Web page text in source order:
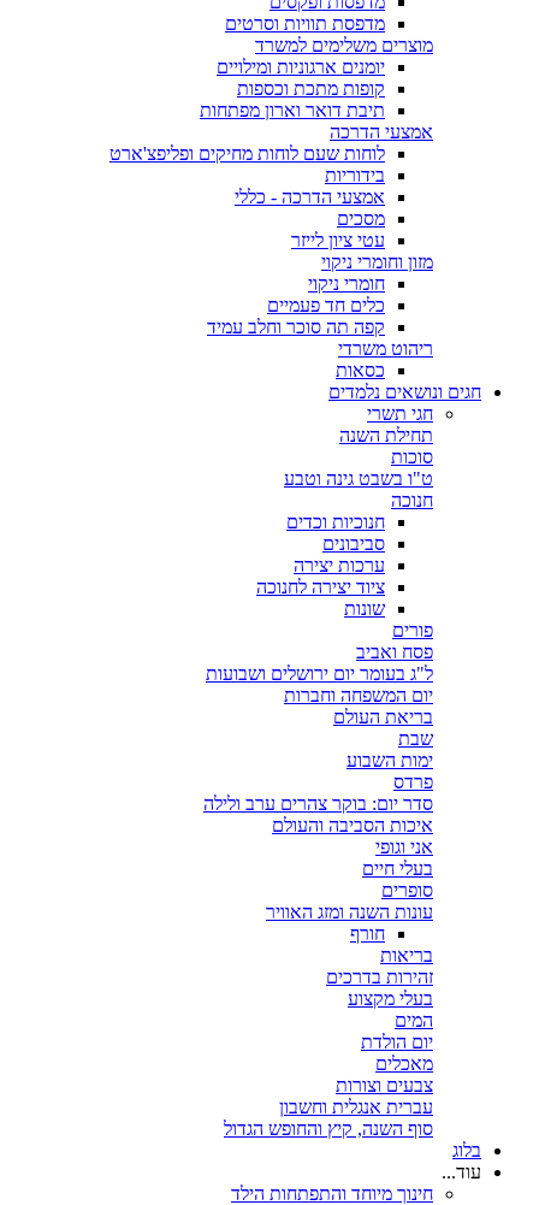
מדפסת תוויות וסרטים
מוצרים משלימים למשרד
יומנים ארגוניות ומילויים
קופות מתכת וכספות
תיבת דואר וארון מפתחות
אמצעי הדרכה
לוחות שעם לוחות מחיקים ופליפצ'ארט
בידוריות
אמצעי הדרכה - כללי
מסכים
עטי ציון לייזר
מזון וחומרי ניקוי
חומרי ניקוי
כלים חד פעמיים
קפה תה סוכר וחלב עמיד
ריהוט משרדי
כסאות
חגים ונושאים נלמדים
חגי תשרי
תחילת השנה
סוכות
ט"ו בשבט גינה וטבע
חנוכה
חנוכיות וכדים
סביבונים
ערכות יצירה
ציוד יצירה לחנוכה
שונות
פורים
פסח ואביב
ל"ג בעומר יום ירושלים ושבועות
יום המשפחה וחברות
בריאת העולם
שבת
ימות השבוע
פרדס
סדר יום: בוקר צהרים ערב ולילה
איכות הסביבה והעולם
אני וגופי
בעלי חיים
סופרים
עונות השנה ומזג האוויר
חורף
בריאות
זהירות בדרכים
בעלי מקצוע
המים
יום הולדת
מאכלים
צבעים וצורות
עברית אנגלית וחשבון
סוף השנה, קיץ והחופש הגדול
בלוג
עוד...
חינוך מיוחד והתפתחות הילד